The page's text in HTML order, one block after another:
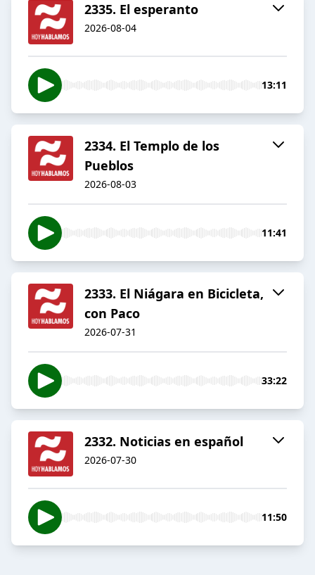
2335. El esperanto
2026-08-04
13:11
2334. El Templo de los
Pueblos
2026-08-03
11:41
2333. El Niágara en Bicicleta,
con Paco
2026-07-31
33:22
2332. Noticias en español
2026-07-30
11:50